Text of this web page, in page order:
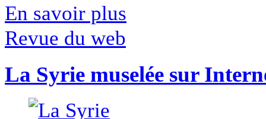
En savoir plus
Revue du web
La Syrie muselée sur